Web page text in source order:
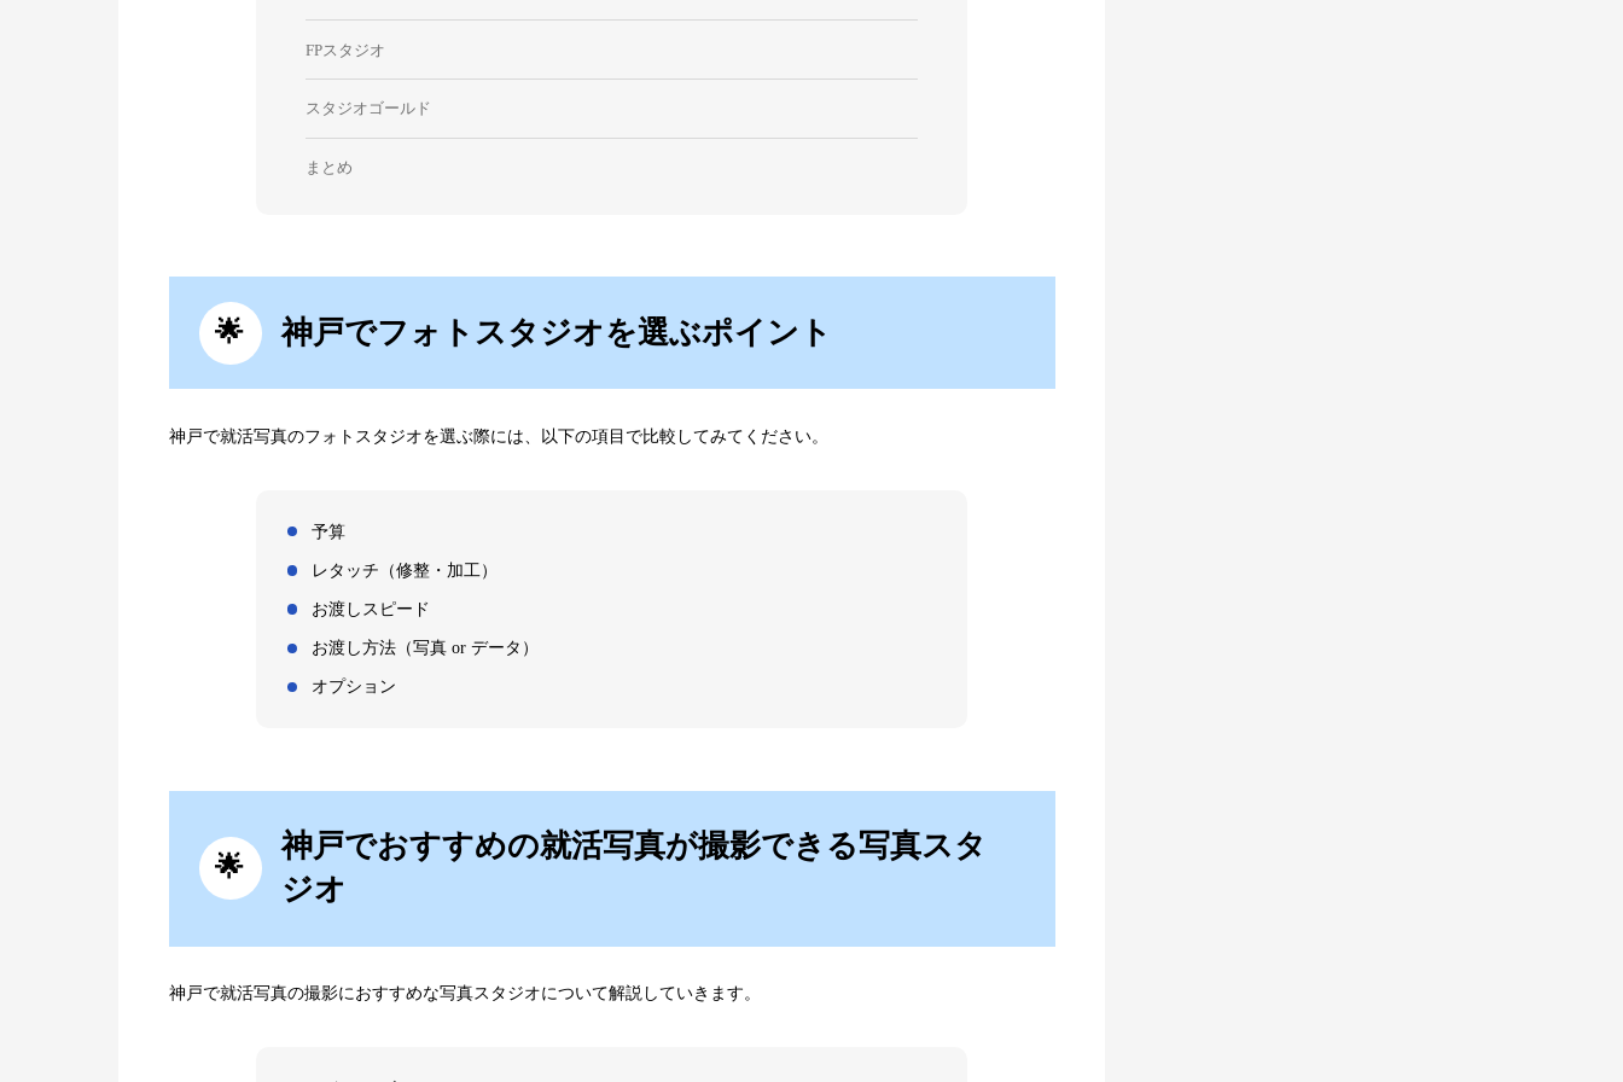
FPスタジオ
スタジオゴールド
まとめ
神戸でフォトスタジオを選ぶポイント
神戸で就活写真のフォトスタジオを選ぶ際には、以下の項目で比較してみてください。
予算
レタッチ（修整・加工）
お渡しスピード
お渡し方法（写真 or データ）
オプション
神戸でおすすめの就活写真が撮影できる写真スタ
ジオ
神戸で就活写真の撮影におすすめな写真スタジオについて解説していきます。